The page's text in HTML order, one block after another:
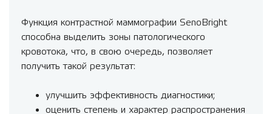
Функция контрастной маммографии SenoBright
способна выделить зоны патологического
кровотока, что, в свою очередь, позволяет
получить такой результат:
улучшить эффективность диагностики;
оценить степень и характер распространения